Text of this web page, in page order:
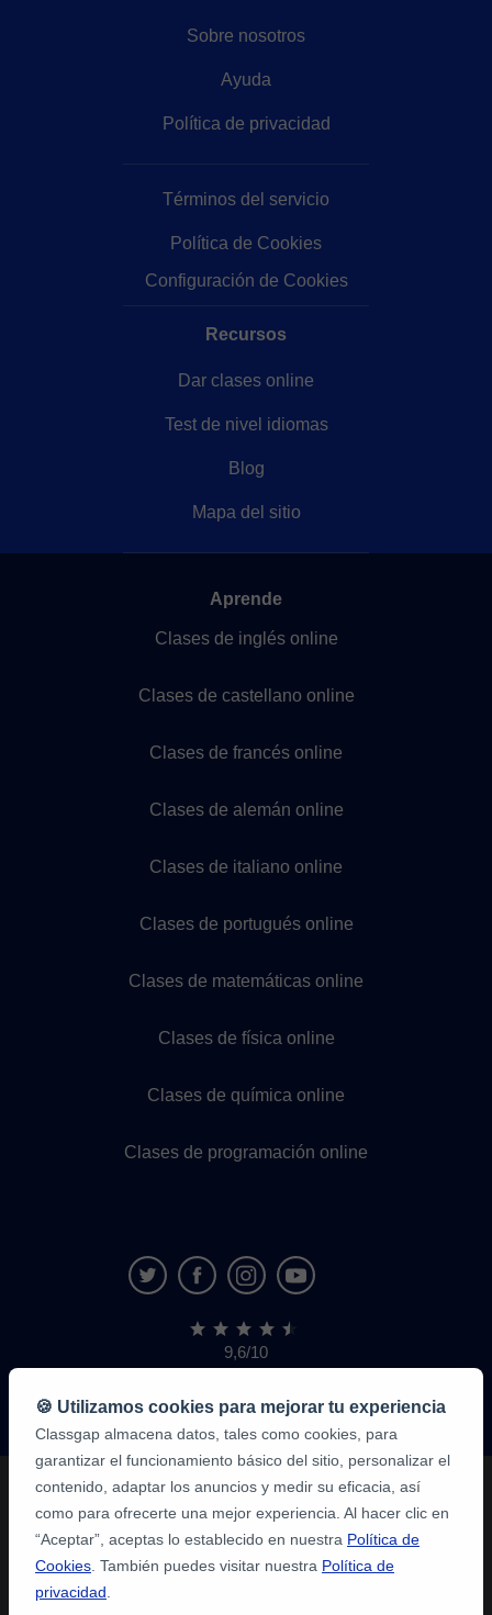
Sobre nosotros
Ayuda
Política de privacidad
Términos del servicio
Política de Cookies
Configuración de Cookies
Recursos
Dar clases online
Test de nivel idiomas
Blog
Mapa del sitio
Aprende
Clases de inglés online
Clases de castellano online
Clases de francés online
Clases de alemán online
Clases de italiano online
Clases de portugués online
Clases de matemáticas online
Clases de física online
Clases de química online
Clases de programación online
9,6/10
1.339.284
de
alumnos
🍪 Utilizamos cookies para mejorar tu experiencia
Classgap almacena datos, tales como cookies, para
garantizar el funcionamiento básico del sitio, personalizar el
contenido, adaptar los anuncios y medir su eficacia, así
como para ofrecerte una mejor experiencia. Al hacer clic en
“Aceptar”, aceptas lo establecido en nuestra Política de
Cookies . También puedes visitar nuestra Política de
privacidad